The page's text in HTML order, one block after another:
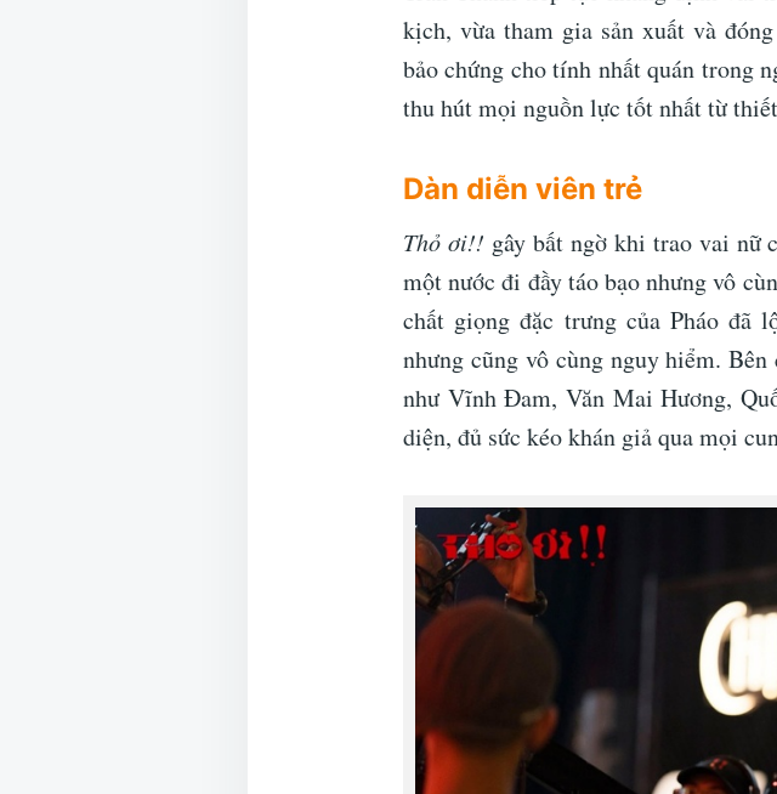
kịch, vừa tham gia sản xuất và
bảo chứng cho tính nhất quán trong
thu hút mọi nguồn lực tốt nhất từ
Dàn diễn viên trẻ
Thỏ ơi!! gây bất ngờ khi trao vai nữ
một nước đi đầy táo bạo nhưng vô
chất giọng đặc trưng của Pháo đã
nhưng cũng vô cùng nguy hiểm.
như Vĩnh Đam, Văn Mai Hương,
diện, đủ sức kéo khán giả qua mọi